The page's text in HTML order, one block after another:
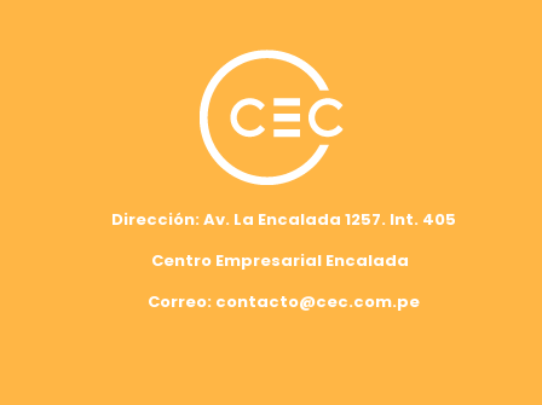
Dirección: Av. La Encalada 1257. Int. 405
Centro Empresarial Encalada
Correo: contacto@cec.com.pe